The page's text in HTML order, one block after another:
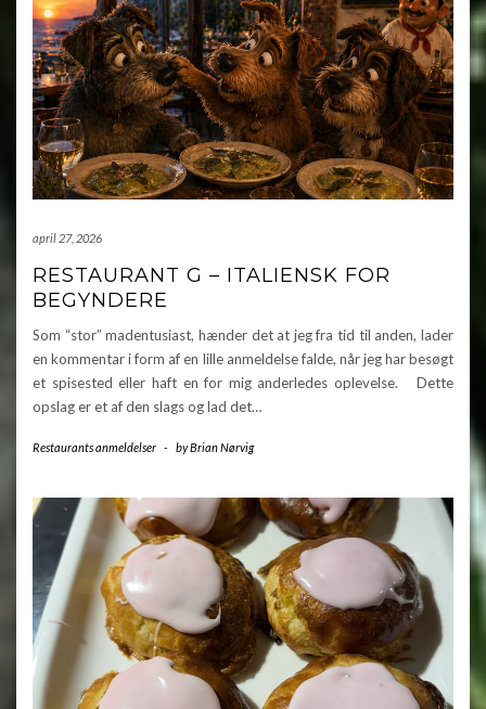
april 27, 2026
RESTAURANT G – ITALIENSK FOR
BEGYNDERE
Som “stor” madentusiast, hænder det at jeg fra tid til anden, lader
en kommentar i form af en lille anmeldelse falde, når jeg har besøgt
et spisested eller haft en for mig anderledes oplevelse. Dette
opslag er et af den slags og lad det…
Restaurants anmeldelser - byBrian Nørvig